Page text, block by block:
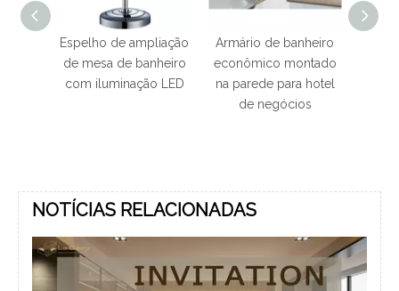
de ampliação
de banheiro
LED
Armário de banheiro
econômico montado
na parede para hotel
Armário de banho
dourado de aço
inoxidável 304 do
banheiro do hotel
NOTÍCIAS RELACIONADAS